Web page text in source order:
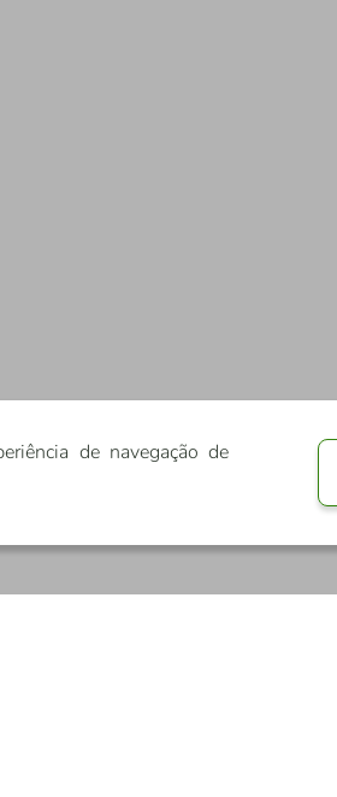
de navegação de